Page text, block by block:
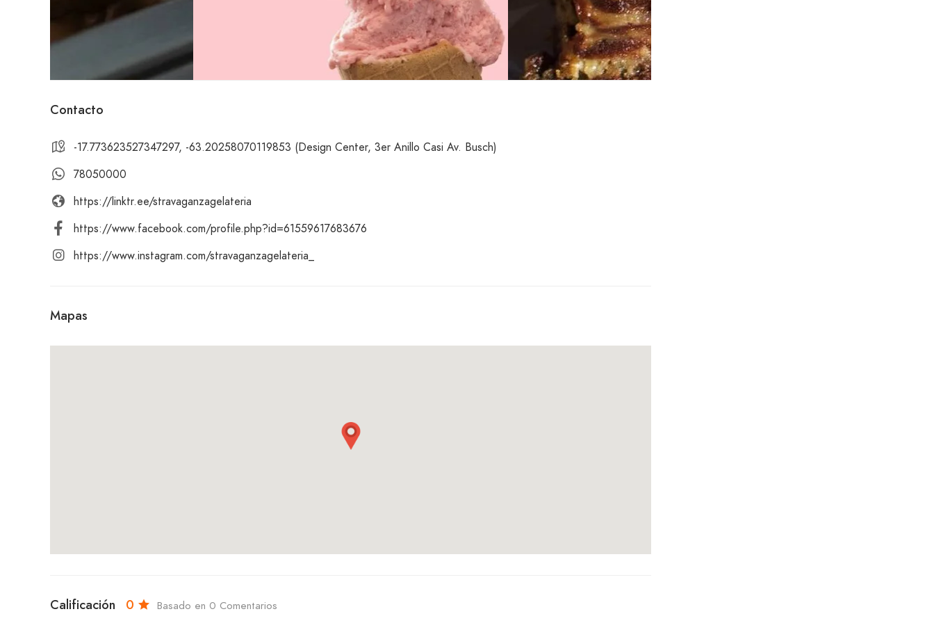
Contacto
-17.773623527347297, -63.20258070119853 (Design Center, 3er Anillo Casi Av. Busch)
78050000
https://linktr.ee/stravaganzagelateria
https://www.facebook.com/profile.php?id=61559617683676
https://www.instagram.com/stravaganzagelateria_
Mapas
Calificación 0 Basado en 0 Comentarios